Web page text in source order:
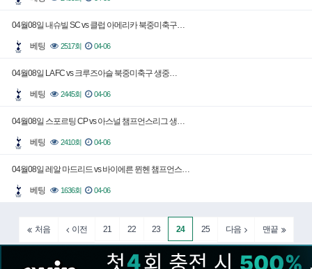
04월08일 내슈빌 SC vs 클럽 아메리카 북중미축구…
베팅 2517회 04-06
04월08일 LA FC vs 크루즈아슬 북중미축구 생중…
베팅 2445회 04-06
04월08일 스포르팅 CP vs 아스널 챔프언스리그 생…
베팅 2410회 04-06
04월08일 레알 마드리드 vs 바이에른 뮌헨 챔프언스…
베팅 1636회 04-06
처음 이전 21 22 23 24 25 다음 맨끝